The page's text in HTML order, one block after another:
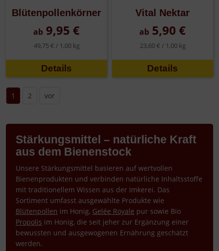
Blütenpollenkörner
ab 9,95 €
49,75 € / 1,00 kg
Details
Vital Nektar
ab 5,90 €
23,60 € / 1,00 kg
Details
1 2 vor
Stärkungsmittel – natürliche Kraft
aus dem Bienenstock
Unsere Stärkungsmittel basieren auf wertvollen
Bienenprodukten und verbinden natürliche Inhaltsstoffe
mit traditionellem Wissen aus der Imkerei. Das
Sortiment umfasst ausgewählte Produkte wie
Blütenpollen im Honig, Gelée Royale pur sowie Bio
Propolis im Honig, die seit jeher zur Ergänzung einer
bewussten und ausgewogenen Ernährung geschätzt
werden.